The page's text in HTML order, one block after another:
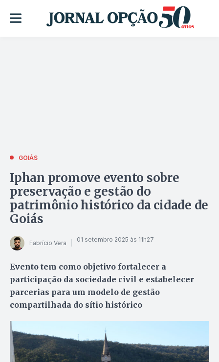
GOIÁS
Iphan promove evento sobre
preservação e gestão do
patrimônio histórico da cidade de
Goiás
Fabrício Vera 01 setembro 2025 às 11h27
Evento tem como objetivo fortalecer a
participação da sociedade civil e estabelecer
parcerias para um modelo de gestão
compartilhada do sítio histórico